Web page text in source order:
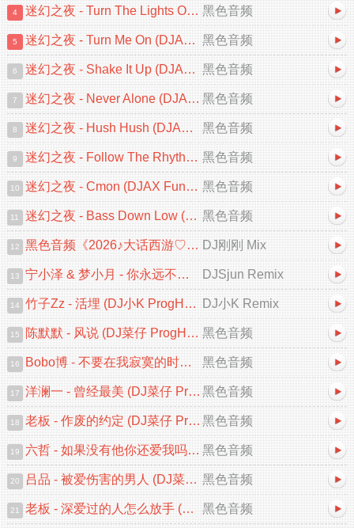
4 迷幻之夜 - Turn The Lights Off (DJAX FunkyHouse 2026 Remix) 黑色音频
5 迷幻之夜 - Turn Me On (DJAX FunkyHouse Mix 2026) 黑色音频
6 迷幻之夜 - Shake It Up (DJAX FunkyHouse Mix 2026) 黑色音频
7 迷幻之夜 - Never Alone (DJAX FunkyHouse Mix 2026) 黑色音频
8 迷幻之夜 - Hush Hush (DJAX FunkyHouse Mix 2026) 黑色音频
9 迷幻之夜 - Follow The Rhythm Now (DJAX FunkyHouse Mix) 黑色音频
10 迷幻之夜 - Cmon (DJAX FunkyHouse Remix 2026) 黑色音频
11 迷幻之夜 - Bass Down Low (DJAX FunkyHouse Mix 2026) 黑色音频
12 黑色音频《2026♪大话西游♡一生所爱♪中文跳舞大碟V2》DJ刚刚 Mix DJ刚刚 Mix
13 宁小泽 & 梦小月 - 你永远不知道 (DJSjun ProgHouse Remix) DJSjun Remix
14 竹子Zz - 活埋 (DJ小K ProgHouse Remix 2026) DJ小K Remix
15 陈默默 - 风说 (DJ菜仔 ProgHouse Remix 2026) 黑色音频
16 Bobo博 - 不要在我寂寞的时候说爱我 (DJ菜仔 ProgHouse Remix 2026) 黑色音频
17 洋澜一 - 曾经最美 (DJ菜仔 ProgHouse Remix 2026)黑色音频
18 老板 - 作废的约定 (DJ菜仔 ProgHouse Remix 2026)黑色音频
19 六哲 - 如果没有他你还爱我吗 (DJ菜仔 ProgHouse Remix 2026)V2 黑色音频
20 吕品 - 被爱伤害的男人 (DJ菜仔 ProgHouse Remix 2026)V2 黑色音频
21 老板 - 深爱过的人怎么放手 (DJ菜仔 ProgHouse Remix 2026) 黑色音频